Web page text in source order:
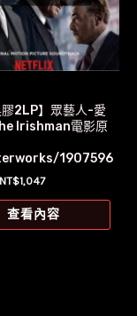
膠2LP】眾藝人-愛
Irishman電影原
1907596
原
價
格：
NT$1,047目
價
格：
查看內容